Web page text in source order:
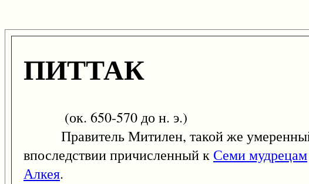
ПИТТАК
(ок. 650-570 до н. э.)
Правитель Митилен, такой же умеренный
впоследствии причисленный к Семи мудрецам
Алкея.